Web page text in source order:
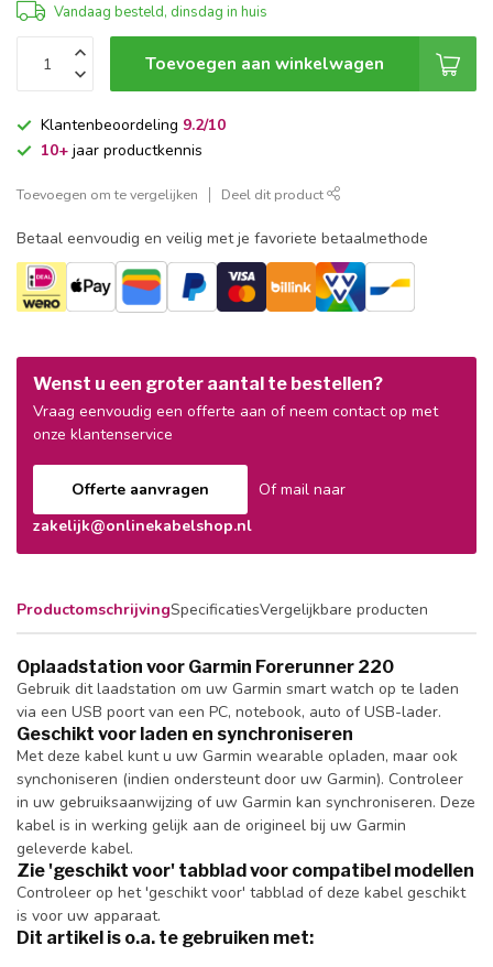
Vandaag besteld, dinsdag in huis
Toevoegen aan winkelwagen
Klantenbeoordeling 9.2/10
10+ jaar productkennis
Toevoegen om te vergelijken Deel dit product
Betaal eenvoudig en veilig met je favoriete betaalmethode
Wenst u een groter aantal te bestellen?
Vraag eenvoudig een offerte aan of neem contact op met
onze klantenservice
Offerte aanvragen
Of mail naar
zakelijk@onlinekabelshop.nl
ProductomschrijvingSpecificatiesVergelijkbare producten
Oplaadstation voor Garmin Forerunner 220
Gebruik dit laadstation om uw Garmin smart watch op te laden
via een USB poort van een PC, notebook, auto of USB-lader.
Geschikt voor laden en synchroniseren
Met deze kabel kunt u uw Garmin wearable opladen, maar ook
synchoniseren (indien ondersteunt door uw Garmin). Controleer
in uw gebruiksaanwijzing of uw Garmin kan synchroniseren. Deze
kabel is in werking gelijk aan de origineel bij uw Garmin
geleverde kabel.
Zie 'geschikt voor' tabblad voor compatibel modellen
Controleer op het 'geschikt voor' tabblad of deze kabel geschikt
is voor uw apparaat.
Dit artikel is o.a. te gebruiken met: